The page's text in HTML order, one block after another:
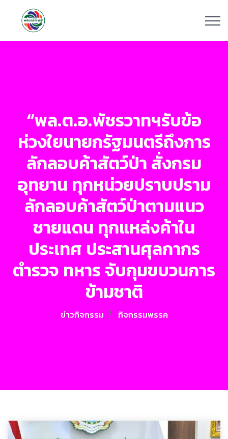
“พล.ต.อ.พัชรวาทฯรับข้อ
ห่วงใยนายกรัฐมนตรีถึงการ
ลักลอบค้าสัตว์ป่า สั่งกรม
อุทยาน ทุกหน่วยปราบปราม
ลักลอบค้าสัตว์ป่าตามแนว
ชายแดน ทุกแหล่งค้าใน
ประเทศ ประสานศุลกากร
ตำรวจ ทหาร จับกุมขบวนการ
ข้ามชาติ
ข่าวกิจกรรม กิจกรรมพรรค